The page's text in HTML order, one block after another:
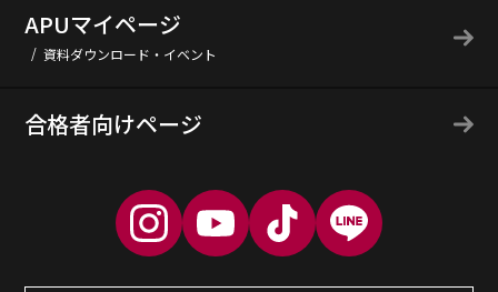
APUマイページ
資料ダウンロード・イベント
合格者向けページ